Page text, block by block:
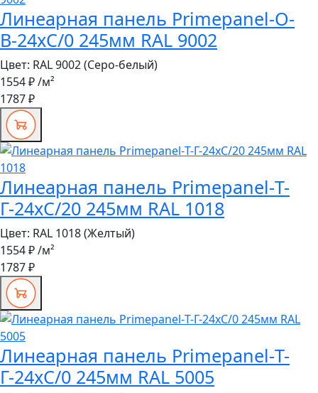
Линеарная панель Primepanel-О-
В-24хС/0 245мм RAL 9002
Цвет: RAL 9002 (Серо-белый)
1554 ₽/м²
1787 ₽
Линеарная панель Primepanel-Т-
Г-24хС/20 245мм RAL 1018
Цвет: RAL 1018 (Желтый)
1554 ₽/м²
1787 ₽
Линеарная панель Primepanel-Т-
Г-24хС/0 245мм RAL 5005